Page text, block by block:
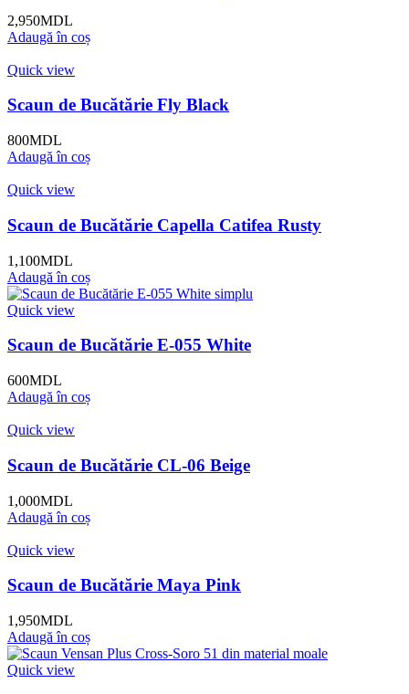
2,950MDL
Adaugă în coș
Quick view
Scaun de Bucătărie Fly Black
800MDL
Adaugă în coș
Quick view
Scaun de Bucătărie Capella Catifea Rusty
1,100MDL
Adaugă în coș
Quick view
Scaun de Bucătărie E-055 White
600MDL
Adaugă în coș
Quick view
Scaun de Bucătărie CL-06 Beige
1,000MDL
Adaugă în coș
Quick view
Scaun de Bucătărie Maya Pink
1,950MDL
Adaugă în coș
Quick view